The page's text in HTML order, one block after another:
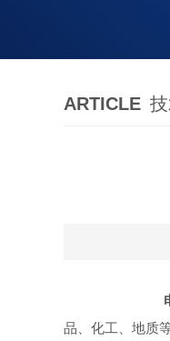
ARTICLE
品、化工、地质